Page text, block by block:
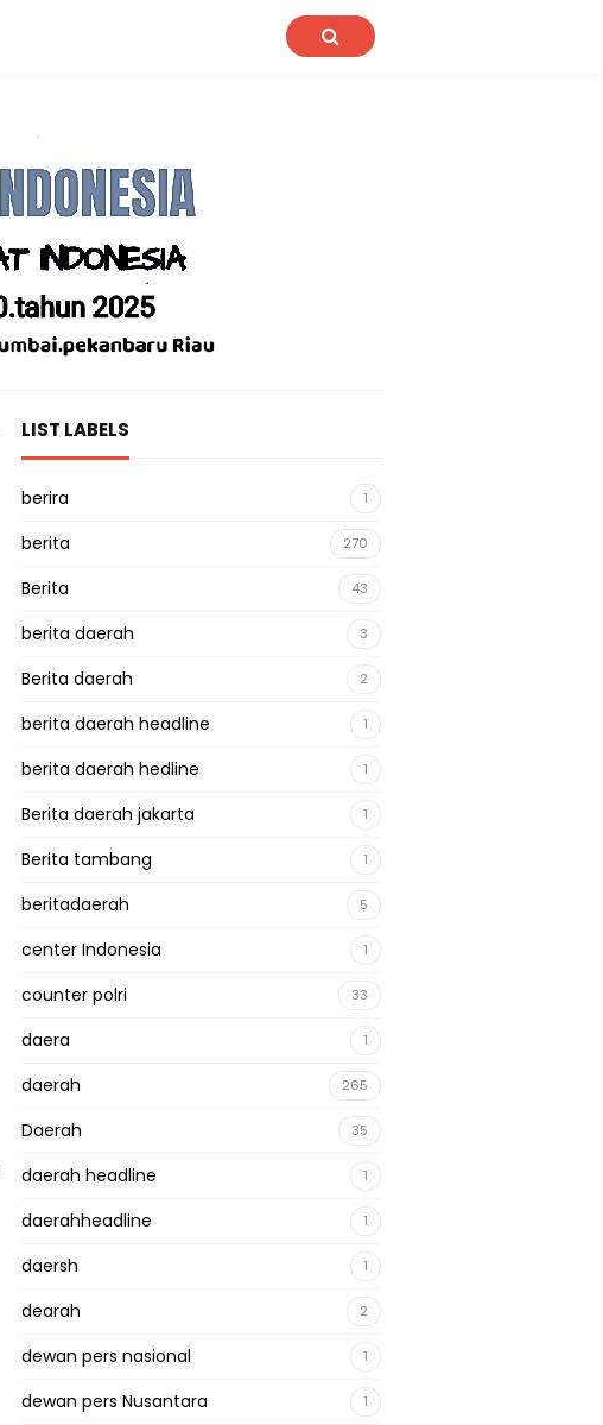
LIST LABELS
berira 1
berita 270
Berita 43
berita daerah 3
Berita daerah 2
berita daerah headline 1
berita daerah hedline 1
Berita daerah jakarta 1
Berita tambang 1
beritadaerah 5
center Indonesia 1
counter polri 33
daera 1
daerah 265
Daerah 35
daerah headline 1
daerahheadline 1
daersh 1
dearah 2
dewan pers nasional 1
dewan pers Nusantara 1